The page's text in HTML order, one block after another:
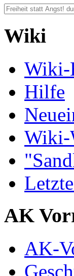
Wiki
Wiki-
Hilfe
Wiki-
AK
AK-